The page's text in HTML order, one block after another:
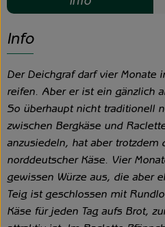
Info
Der Deichgraf darf vier Monate
reifen. Aber er ist ein gänzlich
So überhaupt nicht traditionell
zwischen Bergkäse und
anzusiedeln, hat aber trotzdem
norddeutscher Käse. Vier
gewissen Würze aus, die aber
Teig ist geschlossen mit
Käse für jeden Tag aufs Brot,